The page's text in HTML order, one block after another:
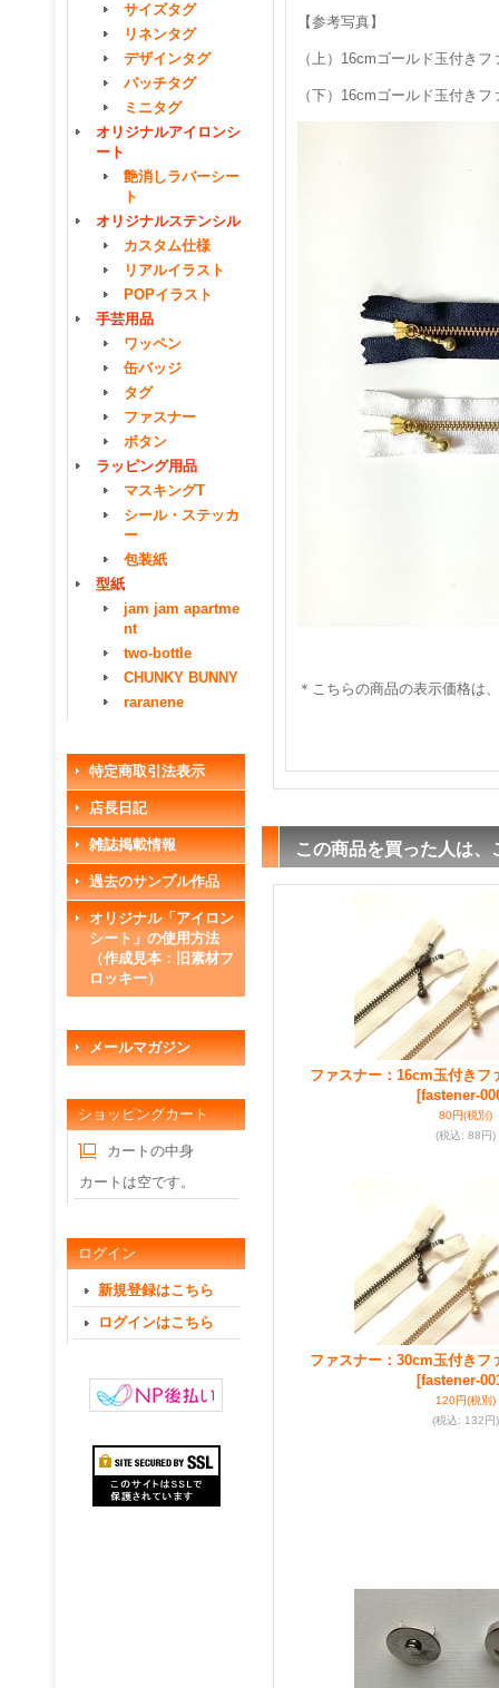
サイズタグ
リネンタグ
デザインタグ
パッチタグ
ミニタグ
オリジナルアイロンシ
ート
艶消しラバーシー
ト
オリジナルステンシル
カスタム仕様
リアルイラスト
POPイラスト
手芸用品
ワッペン
缶バッジ
タグ
ファスナー
ボタン
ラッピング用品
マスキングT
シール・ステッカ
ー
包装紙
型紙
jam jam apartme
nt
two-bottle
CHUNKY BUNNY
raranene
特定商取引法表示
店長日記
雑誌掲載情報
過去のサンプル作品
オリジナル「アイロン
シート」の使用方法
（作成見本：旧素材フ
ロッキー）
メールマガジン
ショッピングカート
カートの中身
カートは空です。
ログイン
新規登録はこちら
ログインはこちら
【参考写真】
（上）16cmゴールド玉付き
（下）16cmゴールド玉付き
＊こちらの商品の表示価格は
この商品を買った人は
ファスナー：16cm玉付きフ
[fastener-
80円(税別)
(税込: 88円)
ファスナー：30cm玉付きフ
[fastener-
120円(税別)
(税込: 132円)